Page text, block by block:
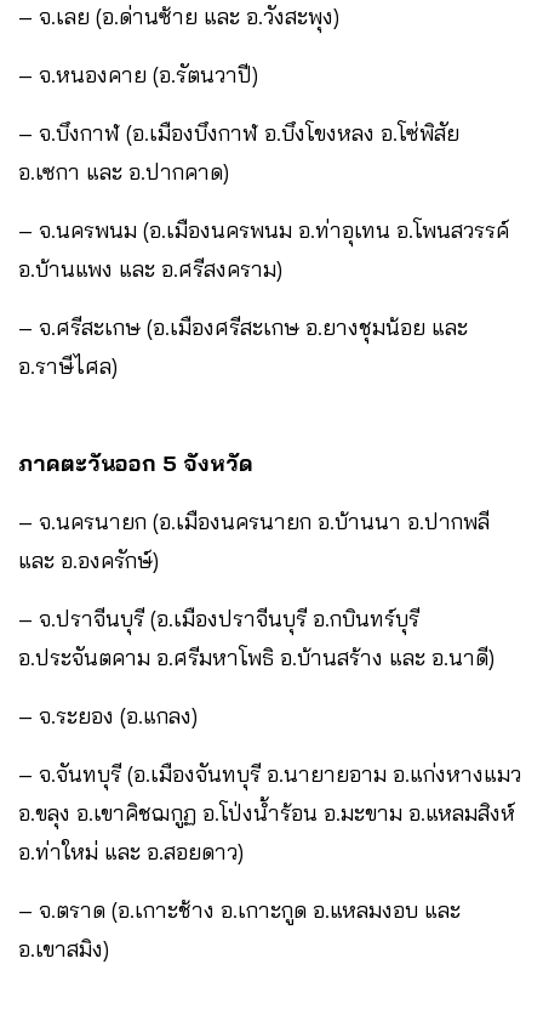
– จ.เลย (อ.ด่านซ้าย และ อ.วังสะพุง)
– จ.หนองคาย (อ.รัตนวาปี)
– จ.บึงกาฬ (อ.เมืองบึงกาฬ อ.บึงโขงหลง อ.โซ่พิสัย
อ.เซกา และ อ.ปากคาด)
– จ.นครพนม (อ.เมืองนครพนม อ.ท่าอุเทน อ.โพนสวรรค์
อ.บ้านแพง และ อ.ศรีสงคราม)
– จ.ศรีสะเกษ (อ.เมืองศรีสะเกษ อ.ยางชุมน้อย และ
อ.ราษีไศล)
ภาคตะวันออก 5 จังหวัด
– จ.นครนายก (อ.เมืองนครนายก อ.บ้านนา อ.ปากพลี
และ อ.องครักษ์)
– จ.ปราจีนบุรี (อ.เมืองปราจีนบุรี อ.กบินทร์บุรี
อ.ประจันตคาม อ.ศรีมหาโพธิ อ.บ้านสร้าง และ อ.นาดี)
– จ.ระยอง (อ.แกลง)
– จ.จันทบุรี (อ.เมืองจันทบุรี อ.นายายอาม อ.แก่งหางแมว
อ.ขลุง อ.เขาคิชฌกูฏ อ.โป่งน้ำร้อน อ.มะขาม อ.แหลมสิงห์
อ.ท่าใหม่ และ อ.สอยดาว)
– จ.ตราด (อ.เกาะช้าง อ.เกาะกูด อ.แหลมงอบ และ
อ.เขาสมิง)